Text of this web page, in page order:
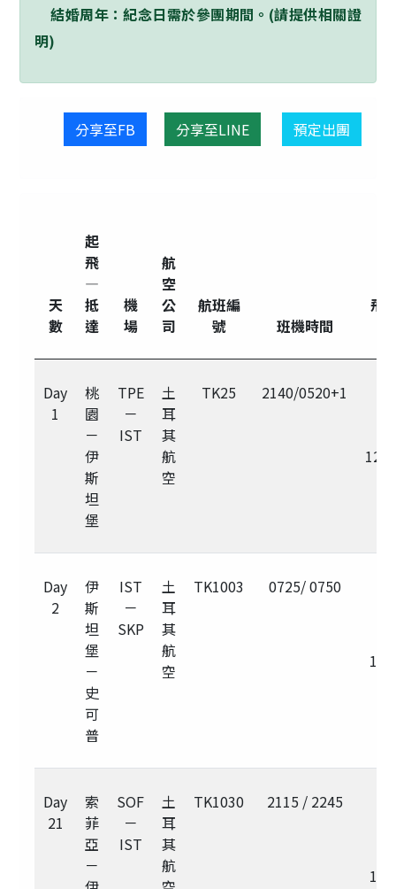
結婚周年：紀念日需於參團期間。(請提供相關證
明)
分享至FB 分享至LINE 預定出團
天
數
起
飛
—
抵
達
機
場
航
空
公
司
航班編
號
班機時間
飛
Day
1
桃
園
－
伊
斯
坦
堡
TPE
－
IST
土
耳
其
航
空
TK25 2140/0520+1
Day
2
伊
斯
坦
堡
－
史
可
普
IST
－
SKP
土
耳
其
航
空
TK1003 0725/ 0750
Day
21
索
菲
亞
－
SOF
－
IST
土
耳
其
航
TK1030 2115 / 2245